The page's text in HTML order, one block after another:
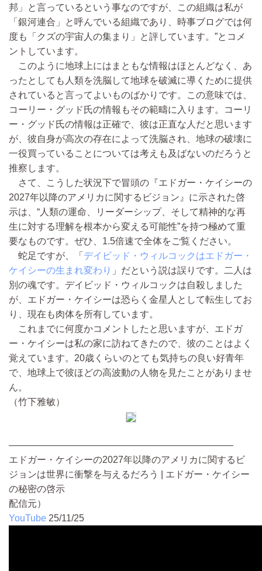
邦」と言っているという事なのですが、この組織は私が
「銀河連合」と呼んでいる組織であり、時事ブログでは何
度も「クズの宇宙人の集まり」と評しています。”とコメ
ントしています。
このように地球上にはまともな情報はほとんどなく、あ
ったとしても人類を洗脳して地球を破滅に導くために提供
されていると言ってよいものばかりです。この意味では、
コーリー・グッド氏の情報もその範疇に入ります。コーリ
ー・グッド氏の情報は正確で、彼は正直な人だと思います
が、彼自身が高次の存在によって洗脳され、地球の破壊に
一役買っていることについては考えも及ばないのだろうと
推察します。
さて、こうした状況下で冒頭の『エドガー・ケイシーの
2027年以降のアメリカに関するビジョン』に示された啓
示は、“人類の運命、リーダーシップ、そして精神的な再
生に対する理解を根本から変える可能性”を持つ極めて重
要なものです。ぜひ、1.5倍速で全体をご覧ください。
蛇足ですが、「 デイビッド・ウィルコックはエドガー・
ケイシーの生まれ変わり 」だという説は誤りです。二人は
別の魂です。デイビッド・ウィルコックは自殺しました
が、エドガー・ケイシーは恐らく金星人として転生してお
り、現在も肉体を所有しています。
これまでに何度かコメントしたと思いますが、エドガ
ー・ケイシーは私の家に訪ねてきたので、彼のことはよく
覚えています。20歳くらいのとても気持ちの良い好青年
で、地球上で彼ほどの高波動の人物を見たことがありませ
ん。
（竹下雅敏）
————————————————————————
エドガー・ケイシーの2027年以降のアメリカに関するビ
ジョンは世界に衝撃を与えるだろう | エドガー・ケイシー
の秘密の啓示
配信元）
YouTube 25/11/25